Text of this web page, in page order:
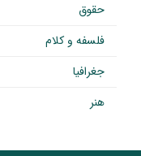
حقوق
فلسفه و کلام
جغرافیا
هنر